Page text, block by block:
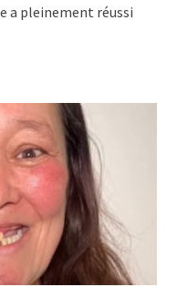
a pleinement réussi